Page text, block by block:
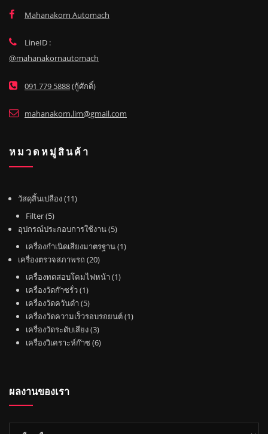
Mahanakorn Automach
LineID :
@mahanakornautomach
091 779 5888(กู้ศักดิ์)
mahanakorn.lim@gmail.com
หมวดหมู่สินค้า
วัสดุสิ้นเปลือง 111
ค้
า
Filter 55
สิ
อุปกรณ์ประกอบการใช้งาน 55
สิ
า
เครื่องกำเนิดเสียงมาตรฐาน 11
เครื่องตรวจสภาพรถ 202
า
เครื่องทดสอบโคมไฟหน้า 11
ค้
เครื่องวัดก๊าซรั่ว 11
สิ
น
ค้
า
เครื่องวัดควันดำ 55
สิ
น
ค้
เครื่องวัดความเร็วรอบรถยนต์ 11
เครื่องวัดระดับเสียง 33
สิ
เครื่องวิเคราะห์ก๊าซ 66
ผลงานของเรา